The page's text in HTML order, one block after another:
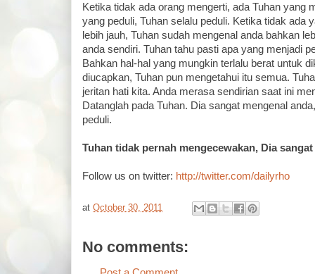
Ketika tidak ada orang mengerti, ada Tuhan yang
yang peduli, Tuhan selalu peduli. Ketika tidak ada
lebih jauh, Tuhan sudah mengenal anda bahkan
anda sendiri. Tuhan tahu pasti apa yang menjadi
Bahkan hal-hal yang mungkin terlalu berat untuk
diucapkan, Tuhan pun mengetahui itu semua.
jeritan hati kita. Anda merasa sendirian saat ini
Datanglah pada Tuhan. Dia sangat mengenal
peduli.
Tuhan tidak pernah mengecewakan, Dia
Follow us on twitter: http://twitter.com/dailyrho
at October 30, 2011
No comments: